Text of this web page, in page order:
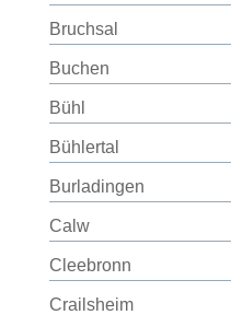
Bruchsal
Buchen
Bühl
Bühlertal
Burladingen
Calw
Cleebronn
Crailsheim